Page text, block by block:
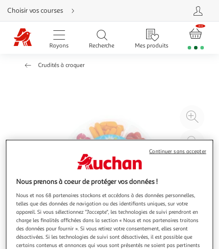
Aller
directement
au
contenu
Aller
directement
Aller
Choisir vos courses
Rayons Recherche Mes produits
Crudités à croquer
à
Nous prenons à coeur de protéger vos données !
Nous et nos 68 partenaires stockons et accédons à des données personnelles,
telles que des données de navigation ou des identifiants uniques, sur votre
appareil. Si vous sélectionnez "J'accepte", les technologies de suivi prendront en
charge les finalités affichées dans la section « Nous et nos partenaires traitons
des données pour fournir ». Si vous retirez votre consentement, elles seront
désactivées. Si les technologies de suivi sont désactivées, il est possible que
certains contenus et annonces qui vous sont présentés ne soient pas pertinents
Continuer sans accepter